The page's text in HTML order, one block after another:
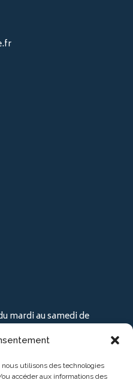
utilisons des technologies
accéder aux informations des
mardi au samedi de